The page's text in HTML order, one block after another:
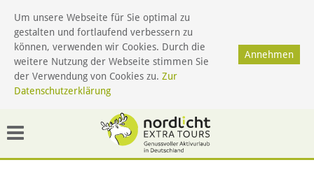
Menü
Um unsere Webseite für Sie optimal zu
gestalten und fortlaufend verbessern zu
können, verwenden wir Cookies. Durch die
weitere Nutzung der Webseite stimmen Sie
der Verwendung von Cookies zu. Zur
Datenschutzerklärung
Annehmen